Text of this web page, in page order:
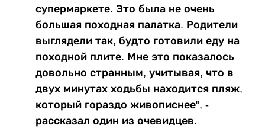
супермаркете. Это была не очень
большая походная палатка. Родители
выглядели так, будто готовили еду на
походной плите. Мне это показалось
довольно странным, учитывая, что в
двух минутах ходьбы находится пляж,
который гораздо живописнее", -
рассказал один из очевидцев.